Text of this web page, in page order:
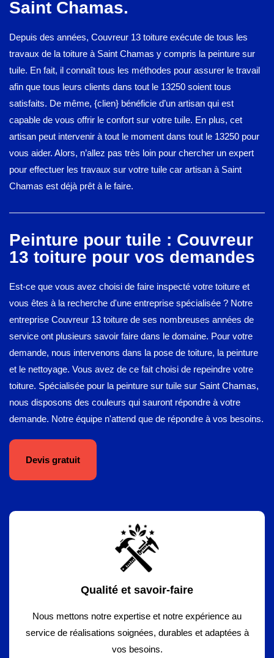
Saint Chamas.
Depuis des années, Couvreur 13 toiture exécute de tous les
travaux de la toiture à Saint Chamas y compris la peinture sur
tuile. En fait, il connaît tous les méthodes pour assurer le travail
afin que tous leurs clients dans tout le 13250 soient tous
satisfaits. De même, {clien} bénéficie d’un artisan qui est
capable de vous offrir le confort sur votre tuile. En plus, cet
artisan peut intervenir à tout le moment dans tout le 13250 pour
vous aider. Alors, n’allez pas très loin pour chercher un expert
pour effectuer les travaux sur votre tuile car artisan à Saint
Chamas est déjà prêt à le faire.
Peinture pour tuile : Couvreur
13 toiture pour vos demandes
Est-ce que vous avez choisi de faire inspecté votre toiture et
vous êtes à la recherche d'une entreprise spécialisée ? Notre
entreprise Couvreur 13 toiture de ses nombreuses années de
service ont plusieurs savoir faire dans le domaine. Pour votre
demande, nous intervenons dans la pose de toiture, la peinture
et le nettoyage. Vous avez de ce fait choisi de repeindre votre
toiture. Spécialisée pour la peinture sur tuile sur Saint Chamas,
nous disposons des couleurs qui sauront répondre à votre
demande. Notre équipe n'attend que de répondre à vos besoins.
Devis gratuit
Qualité et savoir-faire
Nous mettons notre expertise et notre expérience au
service de réalisations soignées, durables et adaptées à
vos besoins.